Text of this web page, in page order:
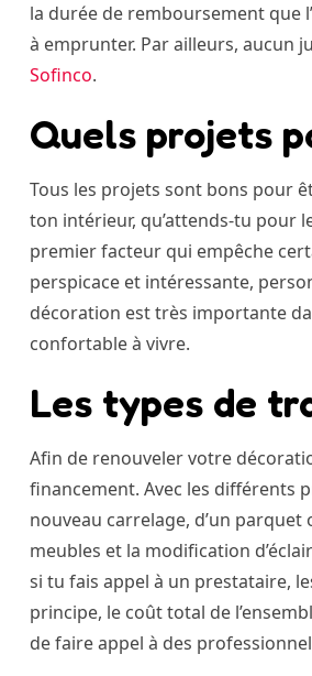
la durée de remboursement que
à emprunter. Par ailleurs, aucun
Sofinco.
Quels projets
Tous les projets sont bons pour
ton intérieur, qu’attends-tu pour
premier facteur qui empêche
perspicace et intéressante,
décoration est très importante
confortable à vivre.
Les types de
Afin de renouveler votre
financement. Avec les différents
nouveau carrelage, d’un
meubles et la modification
si tu fais appel à un prestataire,
principe, le coût total de
de faire appel à des